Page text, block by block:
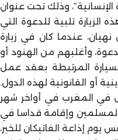
“الأخوة الإنسانية”، وذلك تحت عنوان
الزيارة تلبية للدعوة التي
عندما كان في زيارة
وأغلبهم من الهنود أو
المرتبطة بعقد عمل
أو القانونية لهذه الدول.
في المغرب في أواخر شهر
المسلمين وإقامة قداسا في
يوم إذاعة الفاتيكان للخبر،